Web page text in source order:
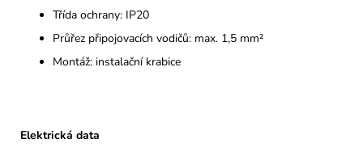
Třída ochrany: IP20
Průřez připojovacích vodičů: max. 1,5 mm²
Montáž: instalační krabice
Elektrická data